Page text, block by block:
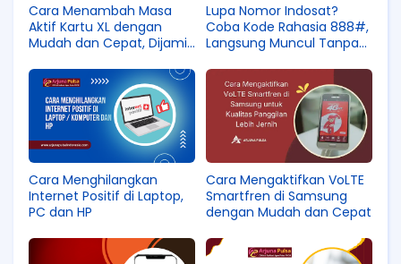
Cara Menambah Masa
Aktif Kartu XL dengan
Mudah dan Cepat, Dijamin
Lupa Nomor Indosat?
Coba Kode Rahasia 888#,
Langsung Muncul Tanpa
Cara Menghilangkan
Internet Positif di Laptop,
PC dan HP
Cara Mengaktifkan VoLTE
Smartfren di Samsung
dengan Mudah dan Cepat